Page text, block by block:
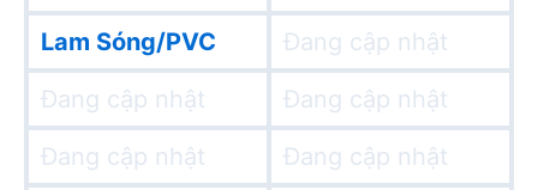
Lam Sóng/PVC
Đang cập nhật
Đang cập nhật
Đang cập nhật
Đang cập nhật
Đang cập nhật